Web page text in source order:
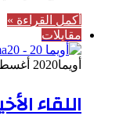
أكمل القراءة »
مقابلات
أويما2020 أغسطس، 2019
اللقاء